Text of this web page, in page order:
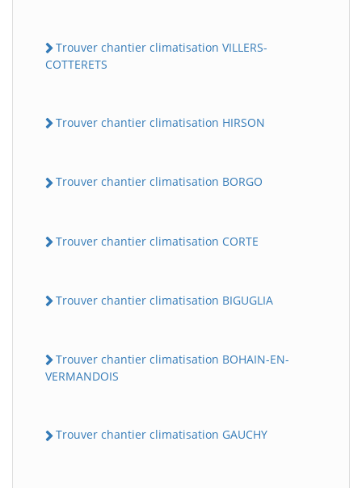
Trouver chantier climatisation VILLERS-
COTTERETS
Trouver chantier climatisation HIRSON
Trouver chantier climatisation BORGO
Trouver chantier climatisation CORTE
Trouver chantier climatisation BIGUGLIA
Trouver chantier climatisation BOHAIN-EN-
VERMANDOIS
Trouver chantier climatisation GAUCHY